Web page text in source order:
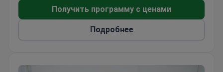
Получить программу с ценами
Подробнее